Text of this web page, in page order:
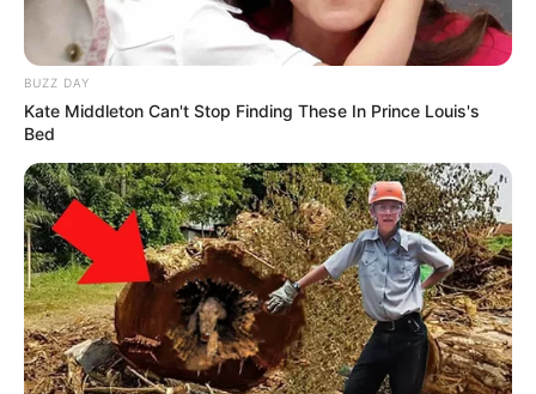
BUZZ DAY
Kate Middleton Can't Stop Finding These In Prince Louis's
Bed